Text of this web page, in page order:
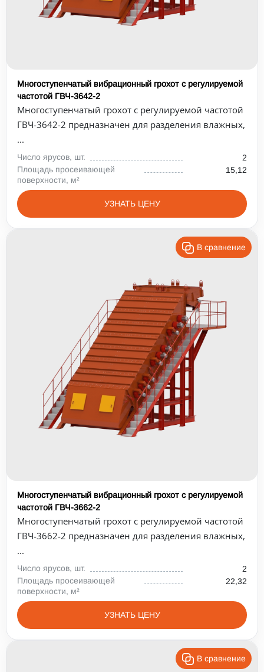
Многоступенчатый вибрационный грохот с регулируемой
частотой ГВЧ-3642-2
Многоступенчатый грохот с регулируемой частотой
ГВЧ-3642-2 предназначен для разделения влажных,
...
Число ярусов, шт.
2
Площадь просеивающей
поверхности, м²
15,12
УЗНАТЬ ЦЕНУ
В сравнение
Многоступенчатый вибрационный грохот с регулируемой
частотой ГВЧ-3662-2
Многоступенчатый грохот с регулируемой частотой
ГВЧ-3662-2 предназначен для разделения влажных,
...
Число ярусов, шт.
2
Площадь просеивающей
поверхности, м²
22,32
УЗНАТЬ ЦЕНУ
В сравнение